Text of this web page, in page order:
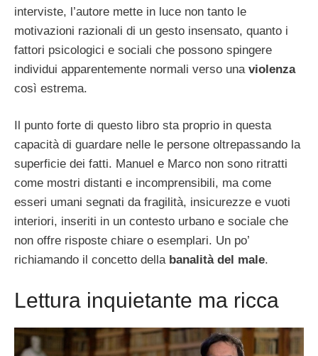
interviste, l’autore mette in luce non tanto le
motivazioni razionali di un gesto insensato, quanto i
fattori psicologici e sociali che possono spingere
individui apparentemente normali verso una violenza
così estrema.
Il punto forte di questo libro sta proprio in questa
capacità di guardare nelle le persone oltrepassando la
superficie dei fatti. Manuel e Marco non sono ritratti
come mostri distanti e incomprensibili, ma come
esseri umani segnati da fragilità, insicurezze e vuoti
interiori, inseriti in un contesto urbano e sociale che
non offre risposte chiare o esemplari. Un po’
richiamando il concetto della banalità del male.
Lettura inquietante ma ricca